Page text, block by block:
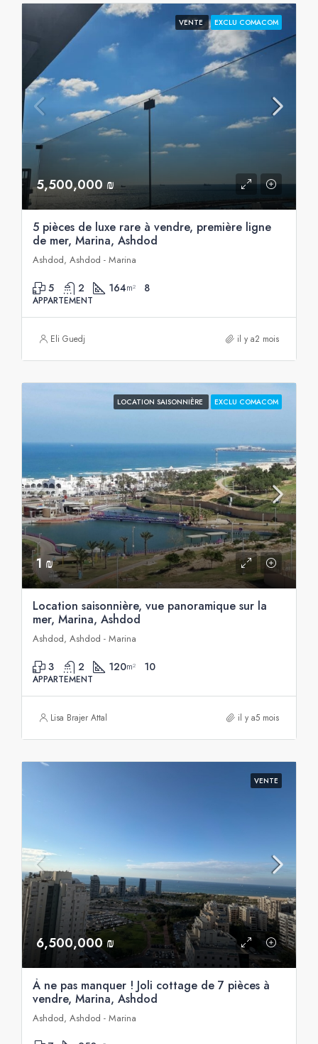
VENTE EXCLU COMACOM
5,500,000 ₪
5 pièces de luxe rare à vendre, première ligne
de mer, Marina, Ashdod
Ashdod, Ashdod - Marina
5 2 164m² 8
APPARTEMENT
Eli Guedj il y a2 mois
LOCATION SAISONNIÈRE EXCLU COMACOM
1 ₪
Location saisonnière, vue panoramique sur la
mer, Marina, Ashdod
Ashdod, Ashdod - Marina
3 2 120m² 10
APPARTEMENT
Lisa Brajer Attal il y a5 mois
VENTE
6,500,000 ₪
À ne pas manquer ! Joli cottage de 7 pièces à
vendre, Marina, Ashdod
Ashdod, Ashdod - Marina